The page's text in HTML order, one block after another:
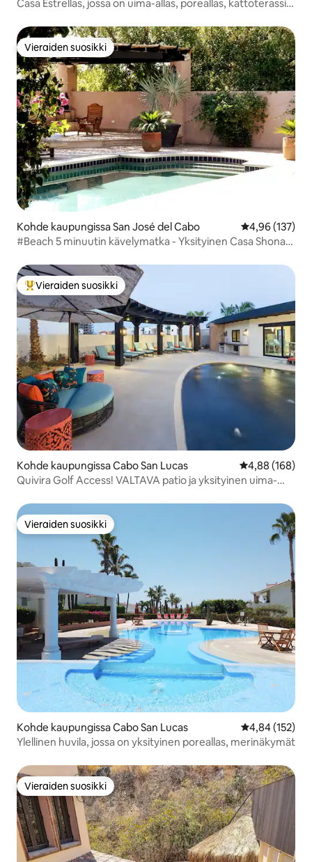
Casa Estrellas, jossa on uima-allas, poreallas, kattoterassi
Vieraiden suosikki
Vieraiden suosikki
Kohde kaupungissa San José del Cabo
4,96 (137)
#Beach 5 minuutin kävelymatka - Yksityinen Casa Shona
Vieraiden suosikkien parhaimmistoa
Vieraiden suosikki
Kohde kaupungissa Cabo San Lucas
4,88 (168)
Quivira Golf Access! VALTAVA patio ja yksityinen uima-
Vieraiden suosikki
Vieraiden suosikki
Kohde kaupungissa Cabo San Lucas
4,84 (152)
Ylellinen huvila, jossa on yksityinen poreallas, merinäkymät
Vieraiden suosikki
Vieraiden suosikki